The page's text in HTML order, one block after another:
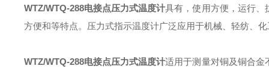
WTZ/WTQ-288电接点压力式温度计具有，使用方便，运行、
方便和等特点。 压力式指示温度计广泛应用于机械、轻纺、
WTZ/WTQ-288电接点压力式温度计适用于测量对铜及铜合金